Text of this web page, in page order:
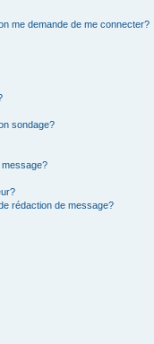
me demande de me connecter?
sondage?
message?
rédaction de message?